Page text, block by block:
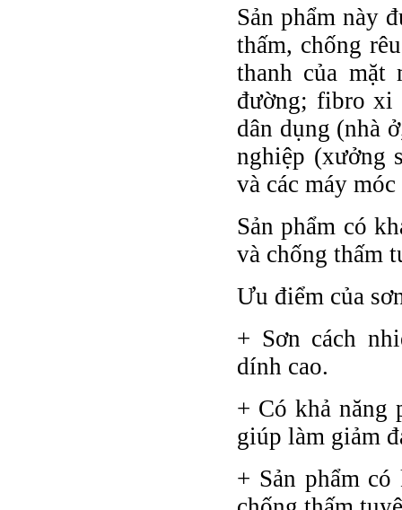
Sản phẩm này
thấm, chống
thanh của mặt
đường; fibro xi
dân dụng (nhà
nghiệp (xưởng
và các máy
Sản phẩm có
và chống thấm
Ưu điểm của
+ Sơn cách
dính cao.
+ Có khả năng
giúp làm giảm
+ Sản phẩm